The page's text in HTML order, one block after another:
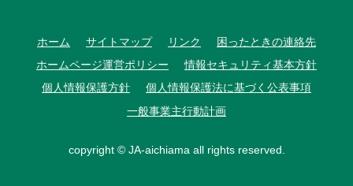
ホーム サイトマップ リンク
困ったときの連絡先
ホームページ運営ポリシー
情報セキュリティ基本方針
個人情報保護方針
個人情報保護法に基づく公表事項
一般事業主行動計画
copyright © JA-aichiama all rights reserved.